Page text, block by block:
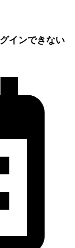
インできない